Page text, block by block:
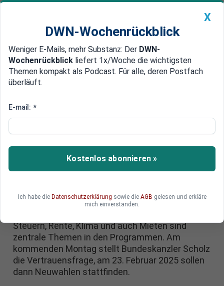
Newsticker MEIN DWN: Geldanlage Premium
Edelmetalle DWN-Magazin China
Auf einmal haben alle Ideen!
Parteien zu Steuern, Rente,
Klima planen
offiziell vorgestellt. Die Grundthemen und
Steuern, Rente, Klima und auch Mieten sind
zentrale Themen in den Programmen. Am
kommenden Montag stellt Bundeskanzler Scholz
die Vertrauensfrage, am 23. Februar 2025 sollen
dann Neuwahlen stattfinden.
X
DWN-Wochenrückblick
Weniger E-Mails, mehr Substanz: Der DWN-
Wochenrückblick liefert 1x/Woche die wichtigsten
Themen kompakt als Podcast. Für alle, deren Postfach
überläuft.
E-mail: *
Kostenlos abonnieren »
Ich habe die Datenschutzerklärung sowie die AGB gelesen und erkläre
mich einverstanden.